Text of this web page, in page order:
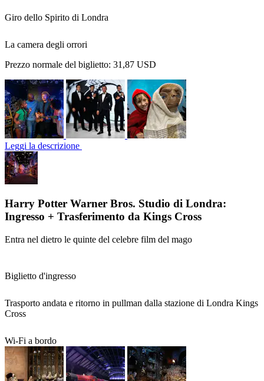
Giro dello Spirito di Londra
La camera degli orrori
Prezzo normale del biglietto: 31,87 USD
Leggi la descrizione
Harry Potter Warner Bros. Studio di Londra:
Ingresso + Trasferimento da Kings Cross
Entra nel dietro le quinte del celebre film del mago
Biglietto d'ingresso
Trasporto andata e ritorno in pullman dalla stazione di Londra Kings
Cross
Wi-Fi a bordo